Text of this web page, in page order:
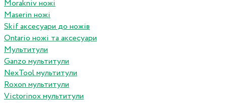
Morakniv ножі
Maserin ножі
Skif аксесуари до ножів
Ontario ножі та аксесуари
Мультитули
Ganzo мультитули
NexTool мультитули
Roxon мультитули
Victorinox мультитули